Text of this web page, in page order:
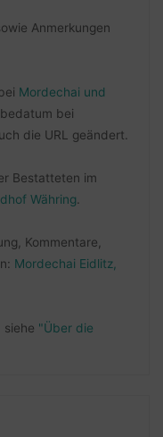
Anmerkungen
Mordechai und
bei
die URL geändert.
Bestatteten im
Währing.
Kommentare,
Mordechai Eidlitz,
siehe "Über die